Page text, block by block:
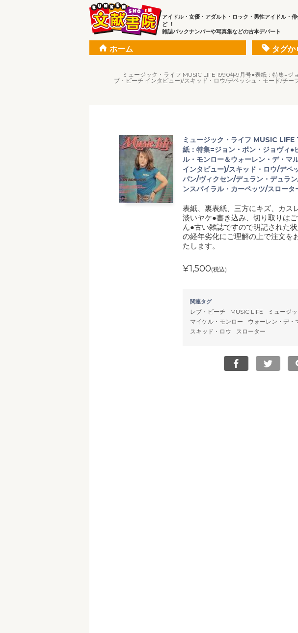
アイドル・女優・アダルト・ロック・男性アイドル・
ど ！
雑誌バックナンバーや写真集などの古本デパート
ホーム タグか
ミュージック・ライフ MUSIC LIFE 1990年9月号●表紙：特集=
ブ・ビーチ インタビュー)/スキッド・ロウ/デペッシュ・モード/チ
ミュージック・ライフ MUSIC
紙：特集=ジョン・ボン・ジョヴィ●
ル・モンロー＆ウォーレン・デ・マ
インタビュー)/スキッド・ロウ/デペ
パン/ヴィクセン/デュラン・デュラ
ンスパイラル・カーペッツ/スロー
表紙、裏表紙、三方にキズ、カス
淡いヤケ●書き込み、切り取りは
ん●古い雑誌ですので明記された
の経年劣化にご理解の上で注文を
たします。
¥1,500(税込)
関連タグ
レブ・ビーチ MUSIC LIFE ミュージ
マイケル・モンロー
ウォーレン・デ・
スキッド・ロウ
スローター